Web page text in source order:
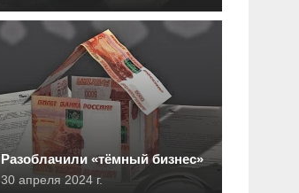
Разоблачили «тёмный бизнес»
30 апреля 2024 г.